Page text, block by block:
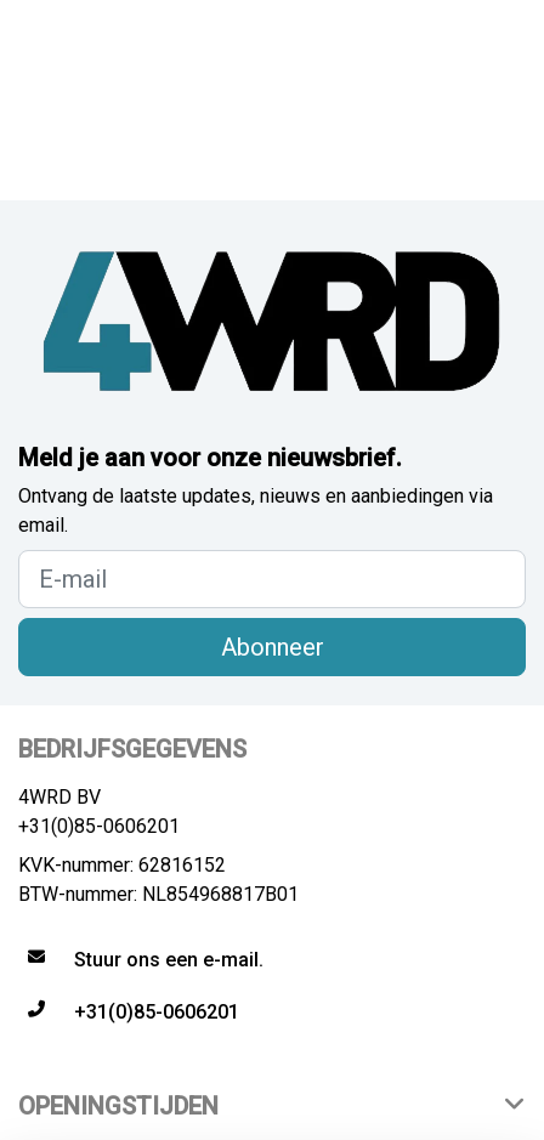
Meld je aan voor onze nieuwsbrief.
Ontvang de laatste updates, nieuws en aanbiedingen via
email.
Abonneer
BEDRIJFSGEGEVENS
4WRD BV
+31(0)85-0606201
KVK-nummer: 62816152
BTW-nummer: NL854968817B01
Stuur ons een e-mail.
+31(0)85-0606201
OPENINGSTIJDEN